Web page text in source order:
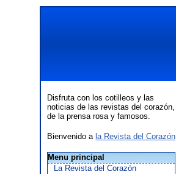
Disfruta con los cotilleos y las
noticias de las revistas del corazón,
de la prensa rosa y famosos.
Bienvenido a la Revista del Corazón
Menu principal
La Revista del Corazón